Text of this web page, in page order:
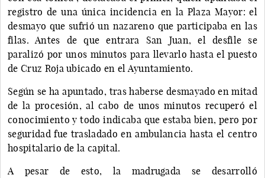
registro de una única incidencia en la Plaza Mayor: el
desmayo que sufrió un nazareno que participaba en las
filas. Antes de que entrara San Juan, el desfile se
paralizó por unos minutos para llevarlo hasta el puesto
de Cruz Roja ubicado en el Ayuntamiento.
Según se ha apuntado, tras haberse desmayado en mitad
de la procesión, al cabo de unos minutos recuperó el
conocimiento y todo indicaba que estaba bien, pero por
seguridad fue trasladado en ambulancia hasta el centro
hospitalario de la capital.
A pesar de esto, la madrugada se desarrolló